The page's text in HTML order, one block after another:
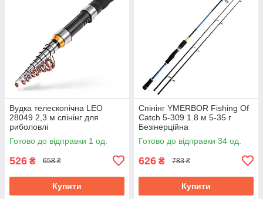
Вудка телескопічна LEO
28049 2,3 м спінінг для
риболовлі
Готово до відправки 1 од.
526 ₴ 658 ₴
Купити
Спінінг YMERBOR Fishing Of
Catch 5-309 1.8 м 5-35 г
Безінерційна
Готово до відправки 34 од.
626 ₴ 783 ₴
Купити